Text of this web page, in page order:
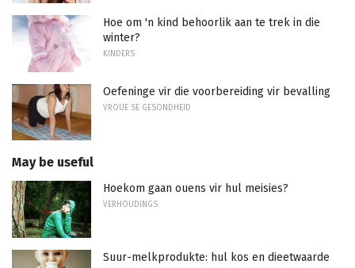
Hoe om 'n kind behoorlik aan te trek in die
winter?
KINDERS
Oefeninge vir die voorbereiding vir bevalling
VROUE SE GESONDHEID
May be useful
Hoekom gaan ouens vir hul meisies?
VERHOUDINGS
Suur-melkprodukte: hul kos en dieetwaarde